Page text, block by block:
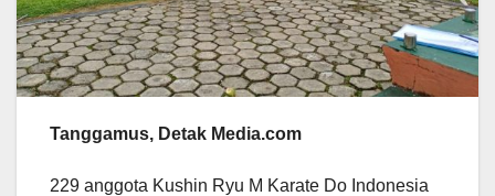
Tanggamus, Detak Media.com
229 anggota Kushin Ryu M Karate Do Indonesia